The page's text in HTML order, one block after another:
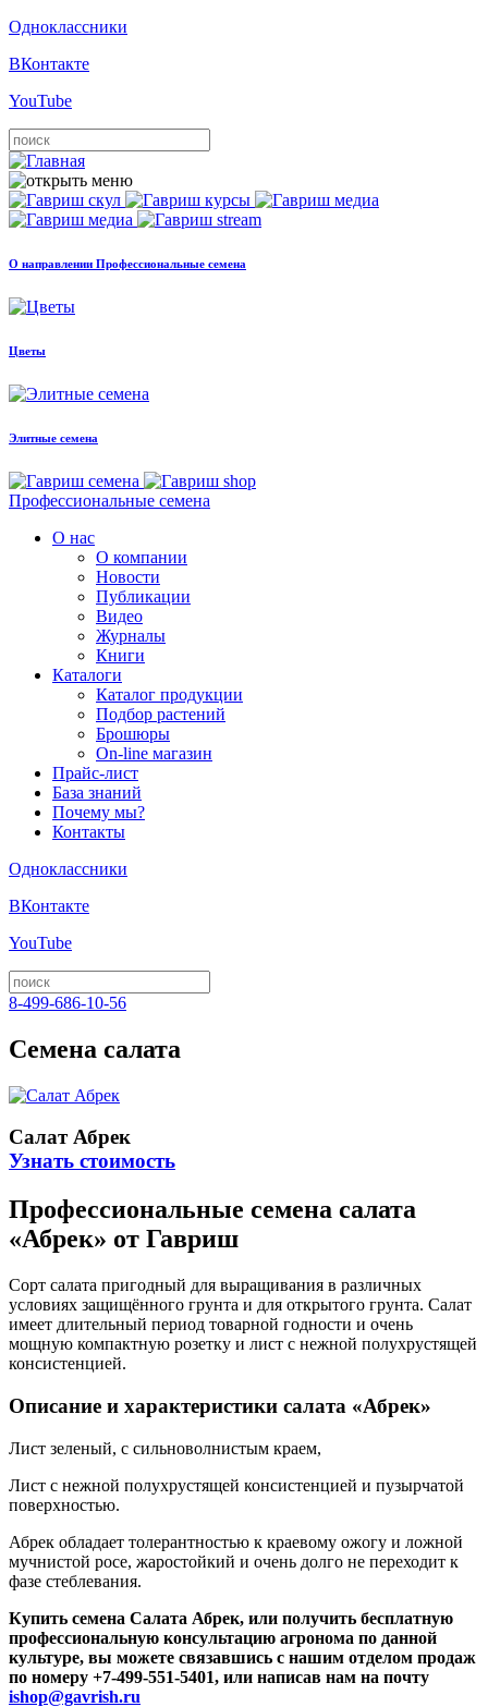
Одноклассники
ВКонтакте
YouTube
О направлении Профессиональные семена
Цветы
Элитные семена
Профессиональные семена
О нас
О компании
Новости
Публикации
Видео
Журналы
Книги
Каталоги
Каталог продукции
Подбор растений
Брошюры
On-line магазин
Прайс-лист
База знаний
Почему мы?
Контакты
Одноклассники
ВКонтакте
YouTube
8-499-686-10-56
Семена салата
Салат Абрек
Узнать стоимость
Профессиональные семена салата
«Абрек» от Гавриш
Сорт салата пригодный для выращивания в различных
условиях защищённого грунта и для открытого грунта. Салат
имеет длительный период товарной годности и очень
мощную компактную розетку и лист с нежной полухрустящей
консистенцией.
Описание и характеристики салата «Абрек»
Лист зеленый, с сильноволнистым краем,
Лист с нежной полухрустящей консистенцией и пузырчатой
поверхностью.
Абрек обладает толерантностью к краевому ожогу и ложной
мучнистой росе, жаростойкий и очень долго не переходит к
фазе стеблевания.
Купить семена Салата Абрек, или получить бесплатную
профессиональную консультацию агронома по данной
культуре, вы можете связавшись с нашим отделом продаж
по номеру +7-499-551-5401, или написав нам на почту
ishop@gavrish.ru